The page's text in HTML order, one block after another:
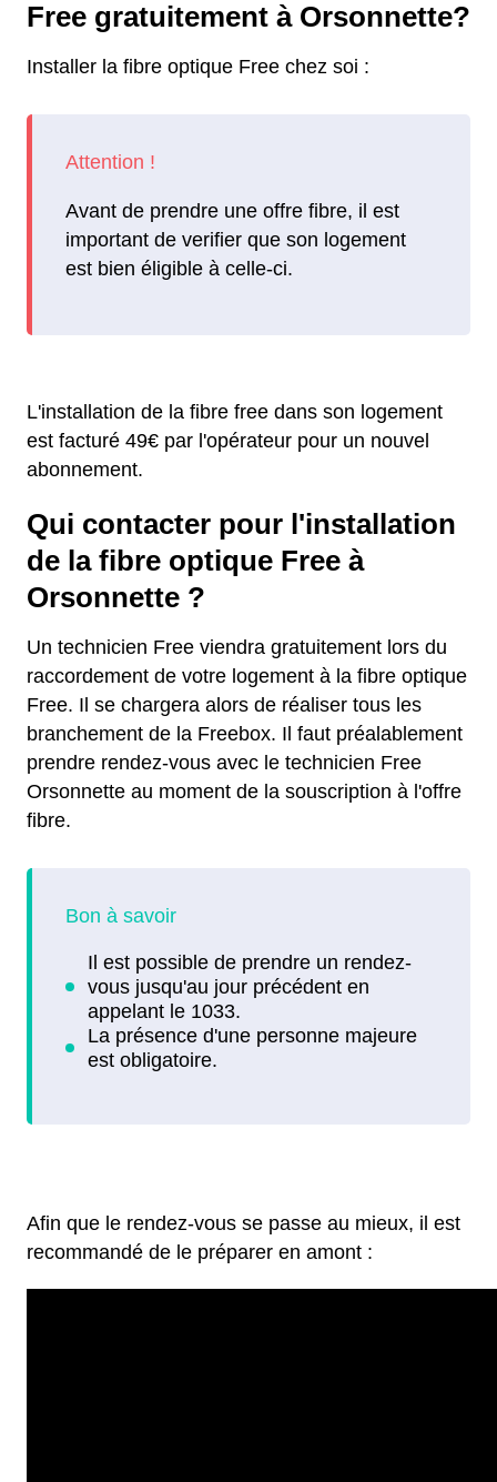
Free gratuitement à Orsonnette?
Installer la fibre optique Free chez soi :
Avant de prendre une offre fibre, il est
important de verifier que son logement
est bien éligible à celle-ci.
L'installation de la fibre free dans son logement
est facturé 49€ par l'opérateur pour un nouvel
abonnement.
Qui contacter pour l'installation
de la fibre optique Free à
Orsonnette ?
Un technicien Free viendra gratuitement lors du
raccordement de votre logement à la fibre optique
Free. Il se chargera alors de réaliser tous les
branchement de la Freebox. Il faut préalablement
prendre rendez-vous avec le technicien Free
Orsonnette au moment de la souscription à l'offre
fibre.
Afin que le rendez-vous se passe au mieux, il est
recommandé de le préparer en amont :